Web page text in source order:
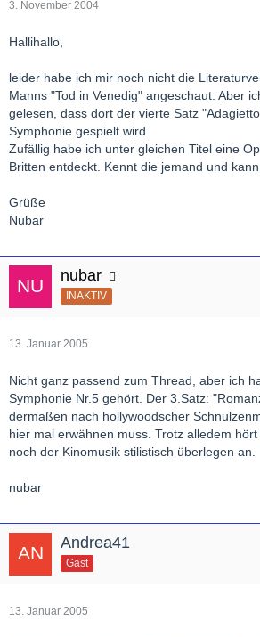
3. November 2004
Hallihallo,
leider habe ich mir noch nicht die
Manns "Tod in Venedig" angeschaut. Aber
gelesen, dass dort der vierte Satz
Symphonie gespielt wird.
Zufällig habe ich unter gleichen Titel eine
Britten entdeckt. Kennt die jemand und
Grüße
Nubar
nubar
INAKTIV
13. Januar 2005
Nicht ganz passend zum Thread, aber ich
Symphonie Nr.5 gehört. Der 3.Satz:
dermaßen nach hollywoodscher
hier mal erwähnen muss. Trotz alledem
noch der Kinomusik stilistisch überlegen an.
nubar
Andrea41
Gast
13. Januar 2005